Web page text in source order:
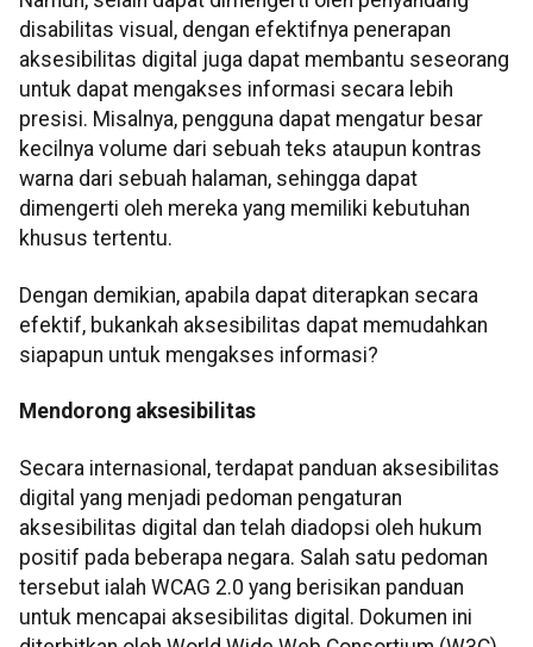
disabilitas visual, dengan efektifnya penerapan
aksesibilitas digital juga dapat membantu seseorang
untuk dapat mengakses informasi secara lebih
presisi. Misalnya, pengguna dapat mengatur besar
kecilnya volume dari sebuah teks ataupun kontras
warna dari sebuah halaman, sehingga dapat
dimengerti oleh mereka yang memiliki kebutuhan
khusus tertentu.
Dengan demikian, apabila dapat diterapkan secara
efektif, bukankah aksesibilitas dapat memudahkan
siapapun untuk mengakses informasi?
Mendorong aksesibilitas
Secara internasional, terdapat panduan aksesibilitas
digital yang menjadi pedoman pengaturan
aksesibilitas digital dan telah diadopsi oleh hukum
positif pada beberapa negara. Salah satu pedoman
tersebut ialah WCAG 2.0 yang berisikan panduan
untuk mencapai aksesibilitas digital. Dokumen ini